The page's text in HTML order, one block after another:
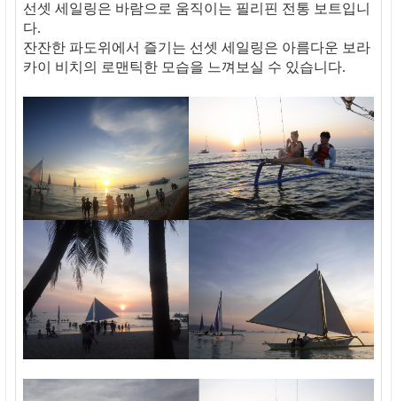
선셋 세일링은 바람으로 움직이는 필리핀 전통 보트입니
다.
잔잔한 파도위에서 즐기는 선셋 세일링은 아름다운 보라
카이 비치의 로맨틱한 모습을 느껴보실 수 있습니다.